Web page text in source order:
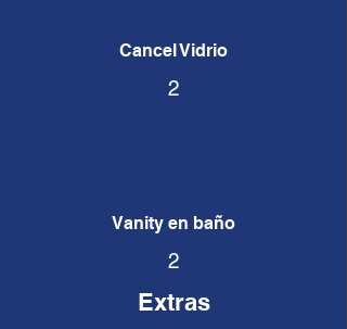
Cancel Vidrio
2
Vanity en baño
2
Extras